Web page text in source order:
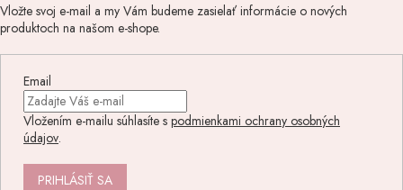
Vložte svoj e-mail a my Vám budeme zasielať informácie o nových
produktoch na našom e-shope.
Email
Vložením e-mailu súhlasíte s podmienkami ochrany osobných
údajov.
PRIHLÁSIŤ SA